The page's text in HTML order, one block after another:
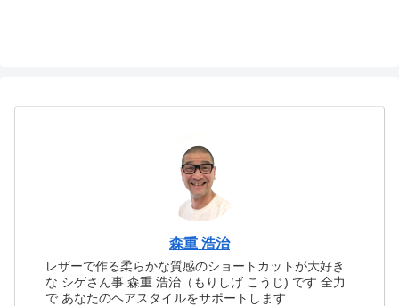
森重 浩治
レザーで作る柔らかな質感のショートカットが大好き
な シゲさん事 森重 浩治（もりしげ こうじ) です 全力
で あなたのヘアスタイルをサポートします